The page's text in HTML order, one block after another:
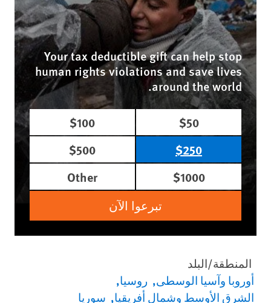
Your tax deductible gift can help stop
human rights violations and save lives
around the world.
$50
$100
$250
$500
$1000
Other
تبرعوا الآن
المنطقة/البلد
أوروبا وآسيا الوسطى روسيا
الشرق الأوسط وشمال أفريقيا سوريا